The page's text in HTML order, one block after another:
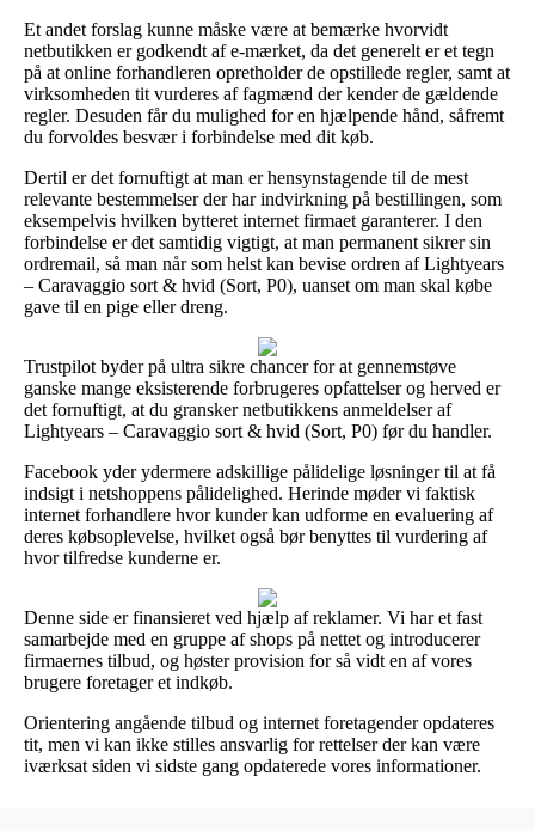
Et andet forslag kunne måske være at bemærke hvorvidt
netbutikken er godkendt af e-mærket, da det generelt er et tegn
på at online forhandleren opretholder de opstillede regler, samt at
virksomheden tit vurderes af fagmænd der kender de gældende
regler. Desuden får du mulighed for en hjælpende hånd, såfremt
du forvoldes besvær i forbindelse med dit køb.
Dertil er det fornuftigt at man er hensynstagende til de mest
relevante bestemmelser der har indvirkning på bestillingen, som
eksempelvis hvilken bytteret internet firmaet garanterer. I den
forbindelse er det samtidig vigtigt, at man permanent sikrer sin
ordremail, så man når som helst kan bevise ordren af Lightyears
– Caravaggio sort & hvid (Sort, P0), uanset om man skal købe
gave til en pige eller dreng.
Trustpilot byder på ultra sikre chancer for at gennemstøve
ganske mange eksisterende forbrugeres opfattelser og herved er
det fornuftigt, at du gransker netbutikkens anmeldelser af
Lightyears – Caravaggio sort & hvid (Sort, P0) før du handler.
Facebook yder ydermere adskillige pålidelige løsninger til at få
indsigt i netshoppens pålidelighed. Herinde møder vi faktisk
internet forhandlere hvor kunder kan udforme en evaluering af
deres købsoplevelse, hvilket også bør benyttes til vurdering af
hvor tilfredse kunderne er.
Denne side er finansieret ved hjælp af reklamer. Vi har et fast
samarbejde med en gruppe af shops på nettet og introducerer
firmaernes tilbud, og høster provision for så vidt en af vores
brugere foretager et indkøb.
Orientering angående tilbud og internet foretagender opdateres
tit, men vi kan ikke stilles ansvarlig for rettelser der kan være
iværksat siden vi sidste gang opdaterede vores informationer.